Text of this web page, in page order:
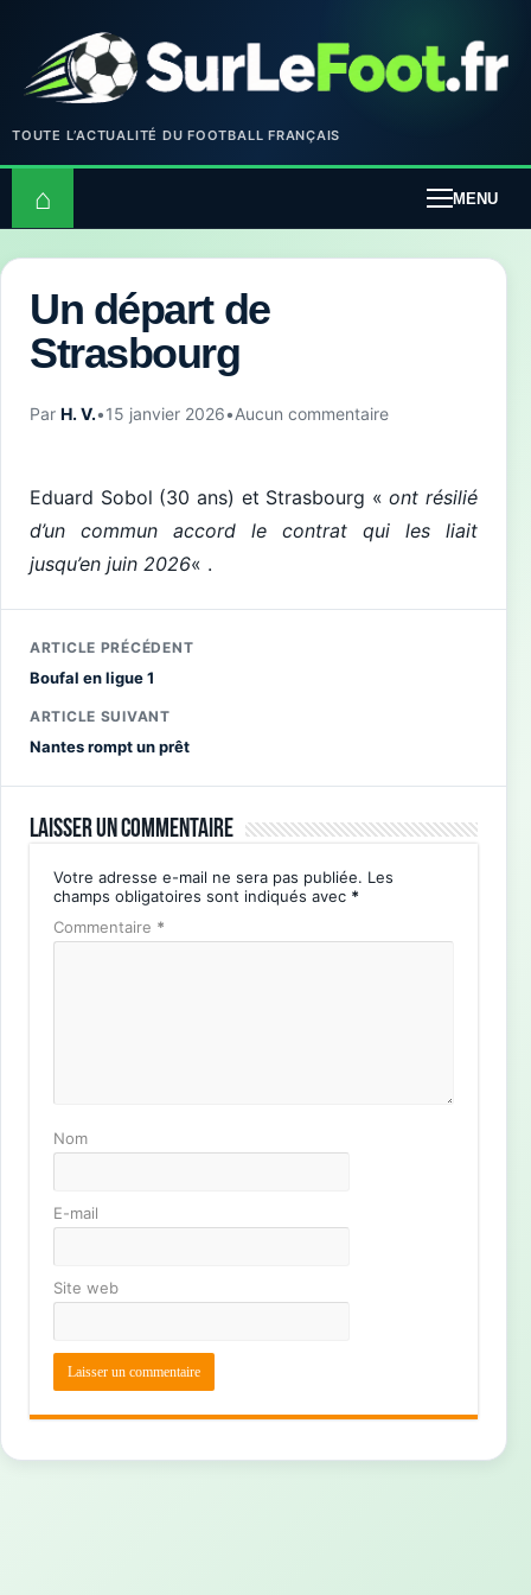
TOUTE L’ACTUALITÉ DU FOOTBALL FRANÇAIS
⌂ MENU
Un départ de
Strasbourg
Par H. V.•15 janvier 2026•Aucun commentaire
Eduard Sobol (30 ans) et Strasbourg «ont résilié
d’un commun accord le contrat qui les liait
jusqu’en juin 2026« .
ARTICLE PRÉCÉDENT
Boufal en ligue 1
ARTICLE SUIVANT
Nantes rompt un prêt
Laisser un commentaire
Votre adresse e-mail ne sera pas publiée. Les
champs obligatoires sont indiqués avec *
Commentaire *
Nom
E-mail
Site web